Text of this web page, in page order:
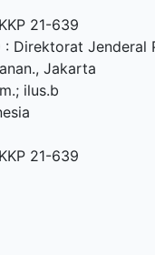
21-639
: Direktorat Jenderal
., Jakarta
ilus.b
21-639